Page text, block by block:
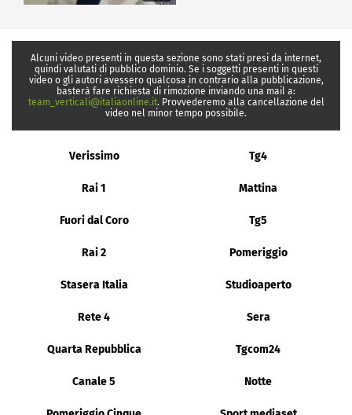
Alcuni video presenti in questa sezione sono stati presi da internet,
quindi valutati di pubblico dominio. Se i soggetti presenti in questi
video o gli autori avessero qualcosa in contrario alla pubblicazione,
basterà fare richiesta di rimozione inviando una mail a:
team_verticali@italiaonline.it. Provvederemo alla cancellazione del
video nel minor tempo possibile.
Verissimo Tg4
Rai 1 Mattina
Fuori dal Coro Tg5
Rai 2 Pomeriggio
Stasera Italia Studioaperto
Rete 4 Sera
Quarta Repubblica Tgcom24
Canale 5 Notte